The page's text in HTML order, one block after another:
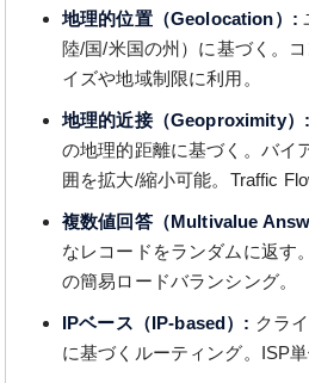
地理的位置（Geolocation）:
陸/国/米国の州）に基づく。
イズや地域制限に利用。
地理的近接（Geoproximity）:
の地理的距離に基づく。バイ
囲を拡大/縮小可能。Traffic
複数値回答（Multivalue
なレコードをランダムに返す
の簡易ロードバランシング。
IPベース（IP-based）: クラ
に基づくルーティング。ISP単